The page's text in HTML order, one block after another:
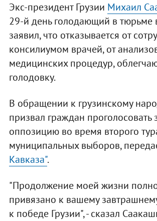
Экс-президент Грузии Михаил
29-й день голодающий в тюрьме
заявил, что отказывается от
консилиумом врачей, от
медицинских процедур,
голодовку.
В обращении к грузинскому
призвал граждан проголосовать
оппозицию во время второго
муниципальных выборов,
Кавказа".
"Продолжение моей жизни
привязано к вашему
к победе Грузии", - сказал